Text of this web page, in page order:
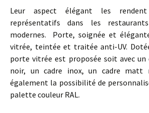
Leur aspect élégant les rendent
représentatifs dans les
modernes. Porte, soignée et
vitrée, teintée et traitée anti-UV.
porte vitrée est proposée soit avec un
noir, un cadre inox, un cadre matt
également la possibilité de
palette couleur RAL.